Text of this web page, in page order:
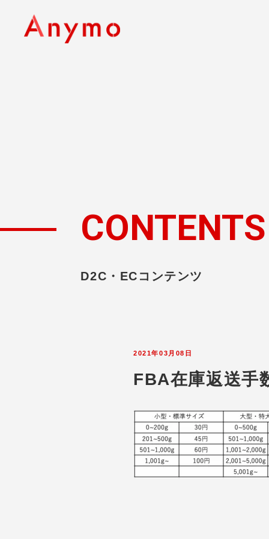
CONTENTS
D2C・ECコンテンツ
2021年03月08日
FBA在庫返送手